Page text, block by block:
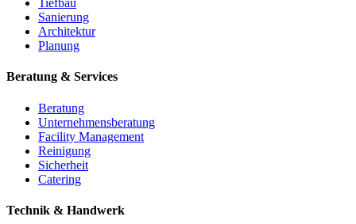
Tiefbau
Sanierung
Architektur
Planung
Beratung & Services
Beratung
Unternehmensberatung
Facility Management
Reinigung
Sicherheit
Catering
Technik & Handwerk